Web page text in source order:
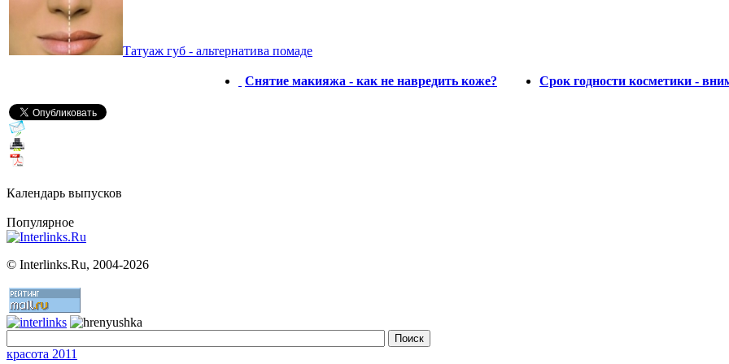
Татуаж губ - альтернатива помаде
Снятие макияжа - как не навредить коже? Срок годности косметики -
Календарь выпусков
Популярное
© Interlinks.Ru, 2004-2026
красота 2011